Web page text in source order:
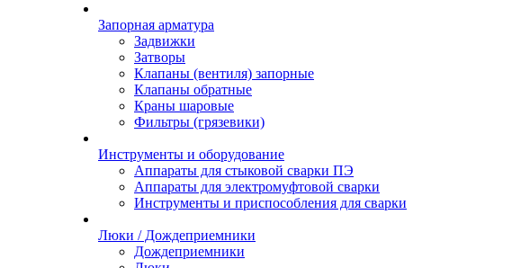
Запорная арматура
Задвижки
Затворы
Клапаны (вентиля) запорные
Клапаны обратные
Краны шаровые
Фильтры (грязевики)
Инструменты и оборудование
Аппараты для стыковой сварки ПЭ
Аппараты для электромуфтовой сварки
Инструменты и приспособления для сварки
Люки / Дождеприемники
Дождеприемники